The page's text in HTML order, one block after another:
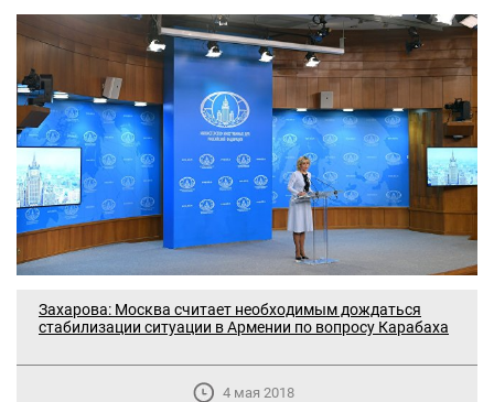
Захарова: Москва считает необходимым дождаться
стабилизации ситуации в Армении по вопросу Карабаха
4 мая 2018